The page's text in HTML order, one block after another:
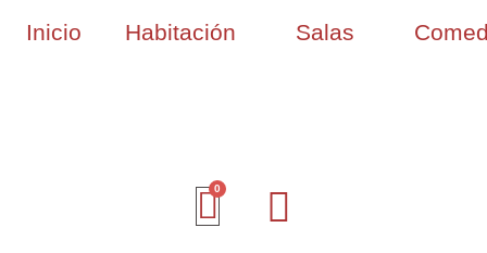
Inicio Habitación Salas